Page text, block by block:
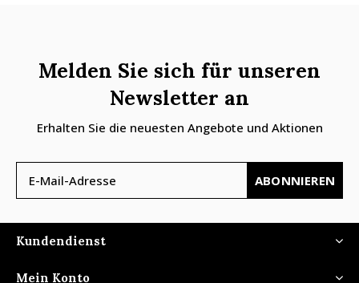
Melden Sie sich für unseren
Newsletter an
Erhalten Sie die neuesten Angebote und Aktionen
ABONNIEREN
Kundendienst
Mein Konto